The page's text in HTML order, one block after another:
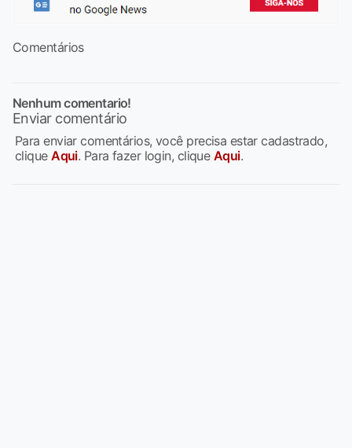
Comentários
Nenhum comentario!
Enviar comentário
Para enviar comentários, você precisa estar cadastrado,
cliqueAqui. Para fazer login, clique Aqui.